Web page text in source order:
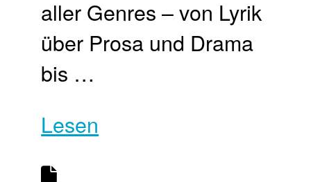
aller Genres – von Lyrik
über Prosa und Drama
bis …
Lesen